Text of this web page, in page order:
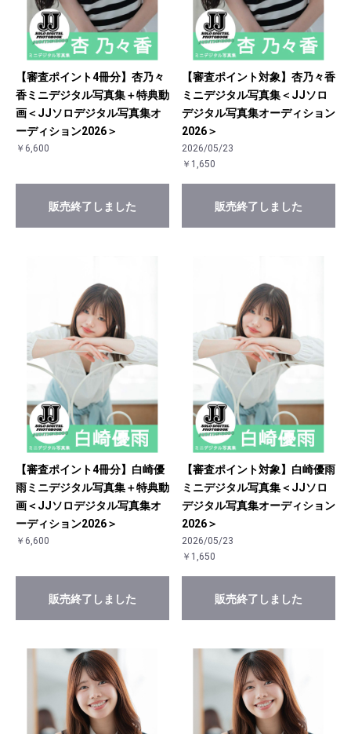
【審査ポイント4冊分】杏乃々
香ミニデジタル写真集＋特典動
画＜JJソロデジタル写真集オ
ーディション2026＞
￥6,600
販売終了しました
【審査ポイント対象】杏乃々香
ミニデジタル写真集＜JJソロ
デジタル写真集オーディション
2026＞
2026/05/23
￥1,650
販売終了しました
【審査ポイント4冊分】白崎優
雨ミニデジタル写真集＋特典動
画＜JJソロデジタル写真集オ
ーディション2026＞
￥6,600
販売終了しました
【審査ポイント対象】白崎優雨
ミニデジタル写真集＜JJソロ
デジタル写真集オーディション
2026＞
2026/05/23
￥1,650
販売終了しました